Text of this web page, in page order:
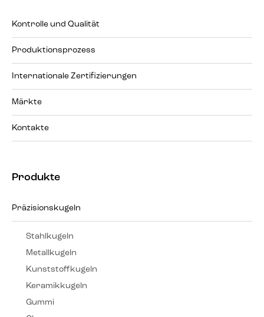
Kontrolle und Qualität
Produktionsprozess
Internationale Zertifizierungen
Märkte
Kontakte
Produkte
Präzisionskugeln
Stahlkugeln
Metallkugeln
Kunststoffkugeln
Keramikkugeln
Gummi